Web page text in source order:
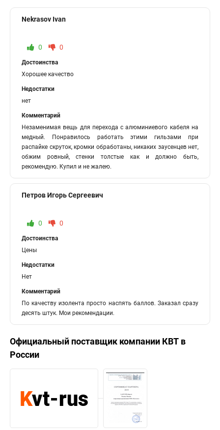
Nekrasov Ivan
0 0
Достоинства
Хорошее качество
Недостатки
нет
Комментарий
Незаменимая вещь для перехода с алюминиевого кабеля на
медный. Понравилось работать этими гильзами при
распайке скруток, кромки обработаны, никаких заусенцев нет,
обжим ровный, стенки толстые как и должно быть,
рекомендую. Купил и не жалею.
Петров Игорь Сергеевич
0 0
Достоинства
Цены
Недостатки
Нет
Комментарий
По качеству изолента просто наспять баллов. Заказал сразу
десять штук. Мои рекомендации.
Официальный поставщик компании КВТ в
России